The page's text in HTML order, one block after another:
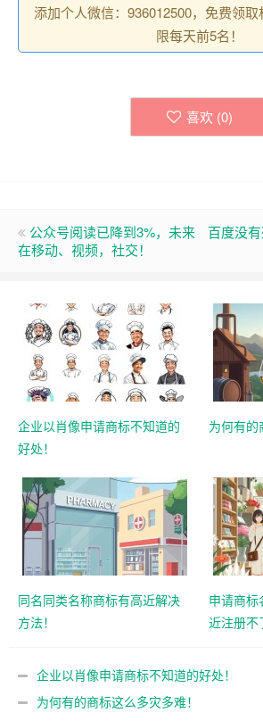
添加个人微信：936012500，免费领
限每天前5名！
喜欢 (0)
公众号阅读已降到3%，未来
在移动、视频，社交！
百度没
企业以肖像申请商标不知道的
好处！
为何有的
同名同类名称商标有高近解决
方法！
申请商
近注册不
企业以肖像申请商标不知道的好处！
为何有的商标这么多灾多难！